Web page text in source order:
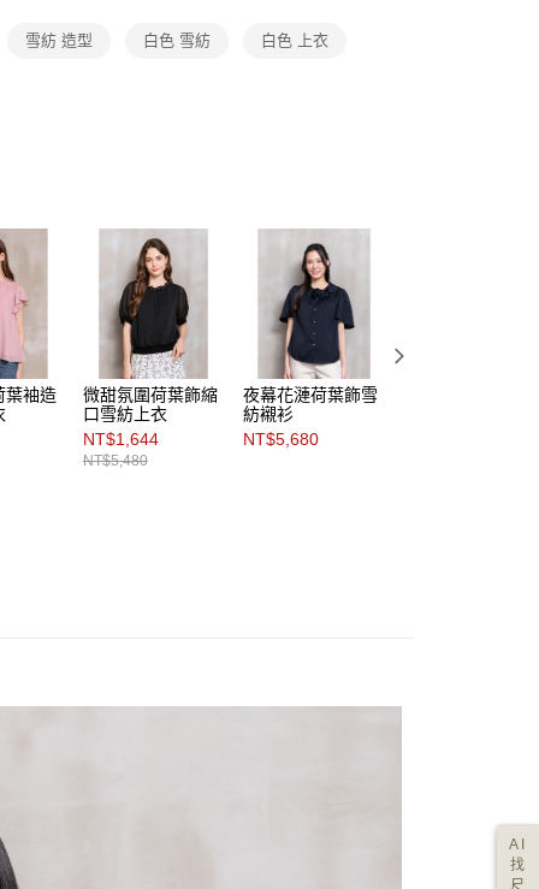
沛科技股份有限公司提供之「AFTEE先享後付」服務完成之
服務之必要範圍內提供個人資料，並將交易相關給付款項請
進行身份認證。
註冊多個帳號或使用他人資訊註冊。若發現惡意使用之情
股份有限公司將有權停止該用戶之使用額度並採取法律行
雪紡 造型 白色 雪紡 白色 上衣
葉袖造
微甜氛圍荷葉飾縮
口雪紡上衣
NT$1,644
NT$5,480
夜幕花漣荷葉飾雪
紡襯衫
NT$5,680
AI
找
尺